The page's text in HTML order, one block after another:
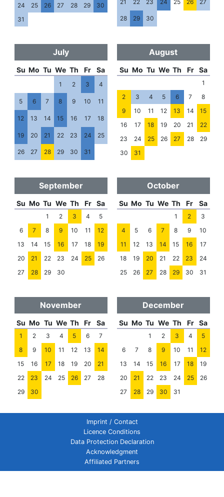
24
25 26 27 28 29
30
31
21 22 23 24 25 26 27
28 29 30
July
Su Mo Tu We Th Fr Sa
1 2 3 4
5 6 7 8 9 10 11
12 13 14 15 16 17 18
19 20 21 22 23 24 25
26 27 28 29 30 31
August
Su Mo Tu We Th Fr Sa
1
2
3 4 5 6 7
8
9
10 11 12 13 14
15
16
17 18 19 20 21
22
23
24 25 26 27 28
29
30
31
September
Su Mo Tu We Th Fr Sa
1 2 3 4
5
6
7 8 9 10 11
12
13
14 15 16 17 18
19
20
21 22 23 24 25
26
27
28 29 30
October
Su Mo Tu We Th Fr Sa
1 2
3
4
5 6 7 8 9
10
11
12 13 14 15 16
17
18
19 20 21 22 23
24
25
26 27 28 29 30 31
November
Su Mo Tu We Th Fr Sa
1 2 3 4 5 6
7
8
9 10 11 12 13
14
15
16 17 18 19 20
21
22
23 24 25 26 27
28
29
30
December
Su Mo Tu We Th Fr Sa
1 2 3 4
5
6
7 8 9 10 11
12
13
14 15 16 17 18
19
20
21 22 23 24 25
26
27
28 29 30 31
Imprint / Contact
Licence Conditions
Data Protection Declaration
Acknowledgment
Affiliated Partners